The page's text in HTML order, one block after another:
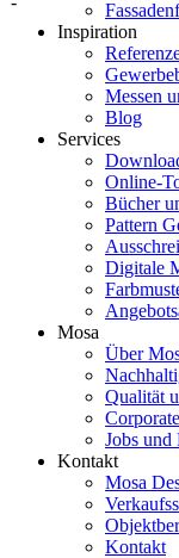
Inspiration
Messen
Blog
Services
Online-
Bücher
Pattern
Digitale
Mosa
Über
Qualität
Jobs und
Kontakt
Mosa
Kontakt